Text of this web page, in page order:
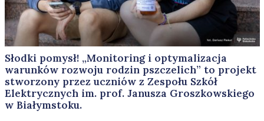
Słodki pomysł! „Monitoring i optymalizacja
warunków rozwoju rodzin pszczelich” to projekt
stworzony przez uczniów z Zespołu Szkół
Elektrycznych im. prof. Janusza Groszkowskiego
w Białymstoku.